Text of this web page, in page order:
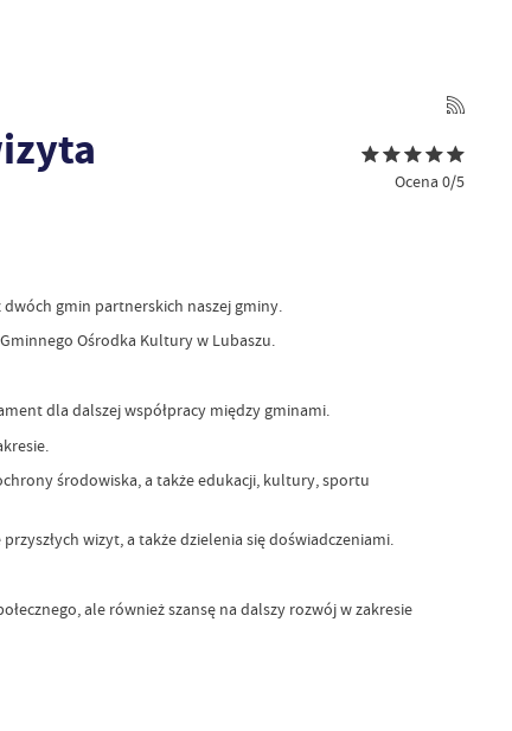
Ocena 0/5
dwóch gmin partnerskich naszej gminy.
Ośrodka Kultury w Lubaszu.
dla dalszej współpracy między gminami.
środowiska, a także edukacji, kultury, sportu
wizyt, a także dzielenia się doświadczeniami.
ale również szansę na dalszy rozwój w zakresie